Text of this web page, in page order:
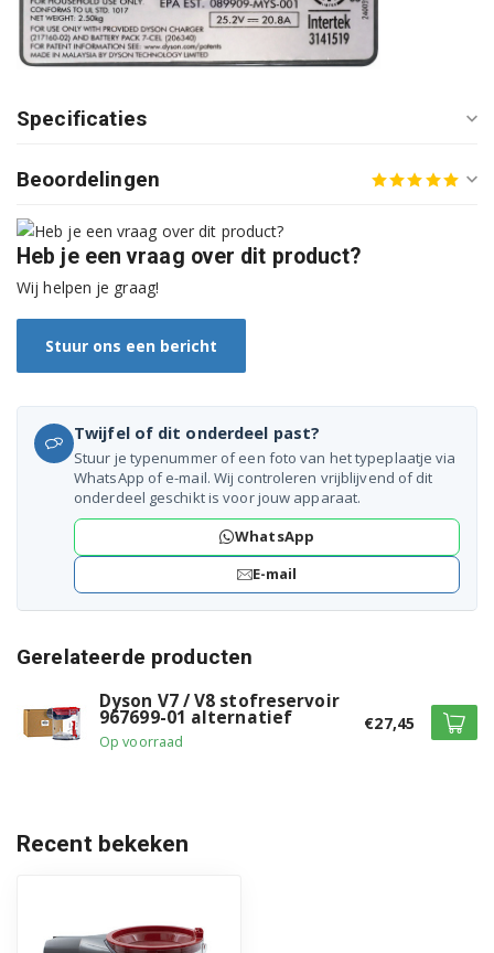
Specificaties
Beoordelingen
Heb je een vraag over dit product?
Wij helpen je graag!
Stuur ons een bericht
Twijfel of dit onderdeel past?
Stuur je typenummer of een foto van het typeplaatje via
WhatsApp of e-mail. Wij controleren vrijblijvend of dit
onderdeel geschikt is voor jouw apparaat.
WhatsApp
E-mail
Gerelateerde producten
Dyson V7 / V8 stofreservoir
967699-01 alternatief
Op voorraad
€27,45
Recent bekeken